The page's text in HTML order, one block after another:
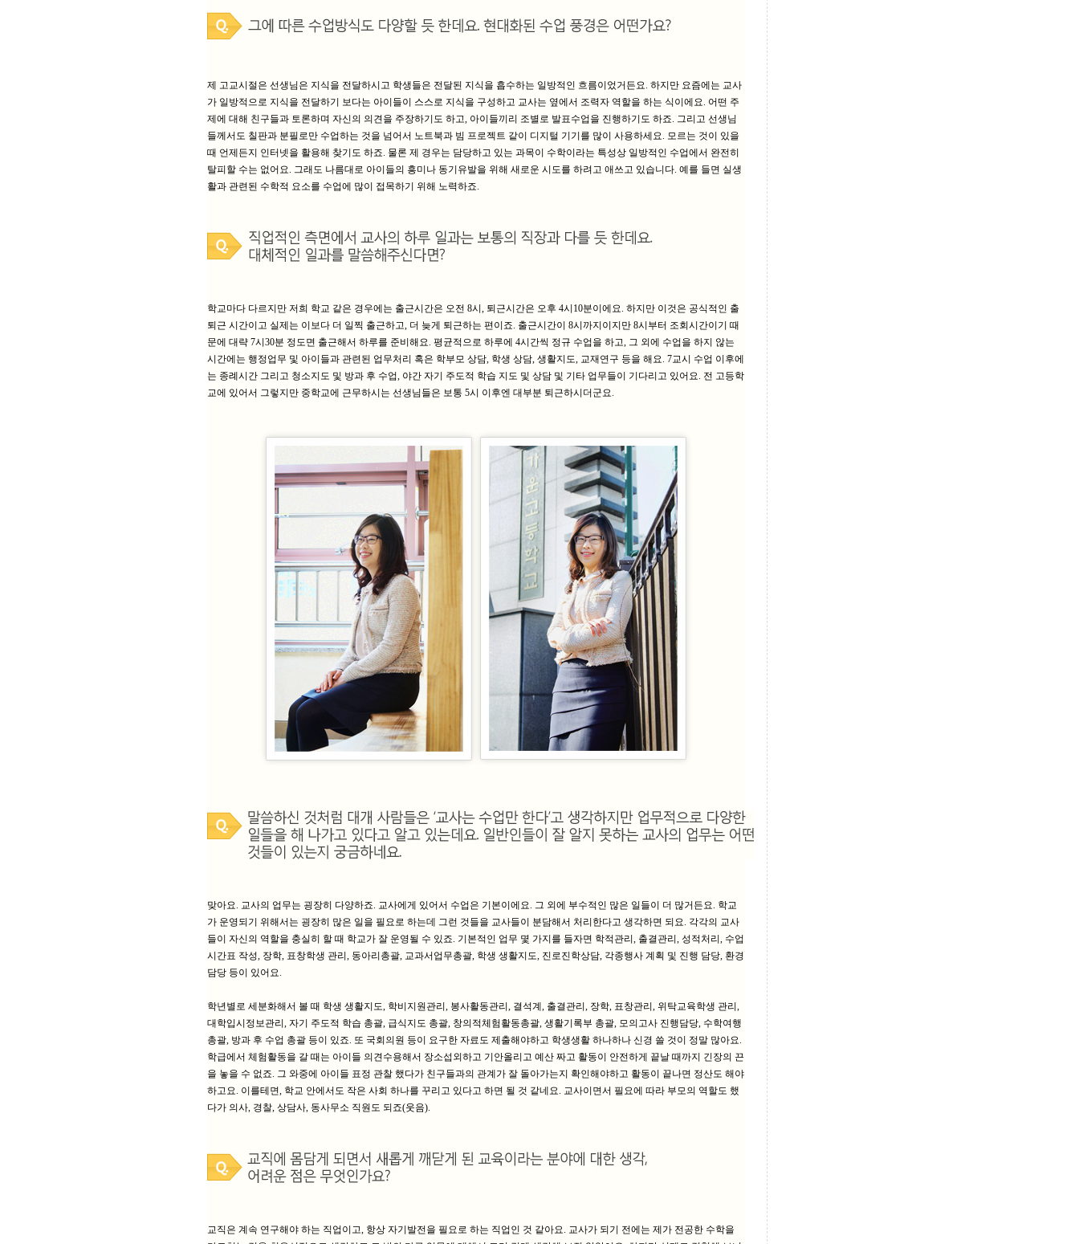
제 고교시절은 선생님은 지식을 전달하시고 학생들은 전달된 지식을 흡수하는 일방적인 흐름이었거든요. 하지만 요즘에는 교사
가 일방적으로 지식을 전달하기 보다는 아이들이 스스로 지식을 구성하고 교사는 옆에서 조력자 역할을 하는 식이에요. 어떤 주
제에 대해 친구들과 토론하며 자신의 의견을 주장하기도 하고, 아이들끼리 조별로 발표수업을 진행하기도 하죠. 그리고 선생님
들께서도 칠판과 분필로만 수업하는 것을 넘어서 노트북과 빔 프로젝트 같이 디지털 기기를 많이 사용하세요. 모르는 것이 있을
때 언제든지 인터넷을 활용해 찾기도 하죠. 물론 제 경우는 담당하고 있는 과목이 수학이라는 특성상 일방적인 수업에서 완전히
탈피할 수는 없어요. 그래도 나름대로 아이들의 흥미나 동기유발을 위해 새로운 시도를 하려고 애쓰고 있습니다. 예를 들면 실생
활과 관련된 수학적 요소를 수업에 많이 접목하기 위해 노력하죠.
학교마다 다르지만 저희 학교 같은 경우에는 출근시간은 오전 8시, 퇴근시간은 오후 4시10분이에요. 하지만 이것은 공식적인 출
퇴근 시간이고 실제는 이보다 더 일찍 출근하고, 더 늦게 퇴근하는 편이죠. 출근시간이 8시까지이지만 8시부터 조회시간이기 때
문에 대략 7시30분 정도면 출근해서 하루를 준비해요. 평균적으로 하루에 4시간씩 정규 수업을 하고, 그 외에 수업을 하지 않는
시간에는 행정업무 및 아이들과 관련된 업무처리 혹은 학부모 상담, 학생 상담, 생활지도, 교재연구 등을 해요. 7교시 수업 이후에
는 종례시간 그리고 청소지도 및 방과 후 수업, 야간 자기 주도적 학습 지도 및 상담 및 기타 업무들이 기다리고 있어요. 전 고등학
교에 있어서 그렇지만 중학교에 근무하시는 선생님들은 보통 5시 이후엔 대부분 퇴근하시더군요.
맞아요. 교사의 업무는 굉장히 다양하죠. 교사에게 있어서 수업은 기본이에요. 그 외에 부수적인 많은 일들이 더 많거든요. 학교
가 운영되기 위해서는 굉장히 많은 일을 필요로 하는데 그런 것들을 교사들이 분담해서 처리한다고 생각하면 되요. 각각의 교사
들이 자신의 역할을 충실히 할 때 학교가 잘 운영될 수 있죠. 기본적인 업무 몇 가지를 들자면 학적관리, 출결관리, 성적처리, 수업
시간표 작성, 장학, 표창학생 관리, 동아리총괄, 교과서업무총괄, 학생 생활지도, 진로진학상담, 각종행사 계획 및 진행 담당, 환경
담당 등이 있어요.
학년별로 세분화해서 볼 때 학생 생활지도, 학비지원관리, 봉사활동관리, 결석계, 출결관리, 장학, 표창관리, 위탁교육학생 관리,
대학입시정보관리, 자기 주도적 학습 총괄, 급식지도 총괄, 창의적체험활동총괄, 생활기록부 총괄, 모의고사 진행담당, 수학여행
총괄, 방과 후 수업 총괄 등이 있죠. 또 국회의원 등이 요구한 자료도 제출해야하고 학생생활 하나하나 신경 쓸 것이 정말 많아요.
학급에서 체험활동을 갈 때는 아이들 의견수용해서 장소섭외하고 기안올리고 예산 짜고 활동이 안전하게 끝날 때까지 긴장의 끈
을 놓을 수 없죠. 그 와중에 아이들 표정 관찰 했다가 친구들과의 관계가 잘 돌아가는지 확인해야하고 활동이 끝나면 정산도 해야
하고요. 이를테면, 학교 안에서도 작은 사회 하나를 꾸리고 있다고 하면 될 것 같네요. 교사이면서 필요에 따라 부모의 역할도 했
다가 의사, 경찰, 상담사, 동사무소 직원도 되죠(웃음).
교직은 계속 연구해야 하는 직업이고, 항상 자기발전을 필요로 하는 직업인 것 같아요. 교사가 되기 전에는 제가 전공한 수학을